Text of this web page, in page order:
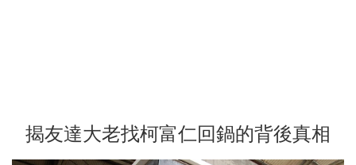
揭友達大老找柯富仁回鍋的背後真相